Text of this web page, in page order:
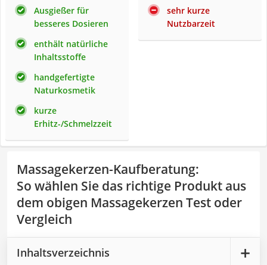
Ausgießer für
besseres Dosieren
enthält natürliche
Inhaltsstoffe
handgefertigte
Naturkosmetik
kurze
Erhitz-/Schmelzzeit
sehr kurze
Nutzbarzeit
Massagekerzen-Kaufberatung:
So wählen Sie das richtige Produkt aus
dem obigen Massagekerzen Test oder
Vergleich
Inhaltsverzeichnis